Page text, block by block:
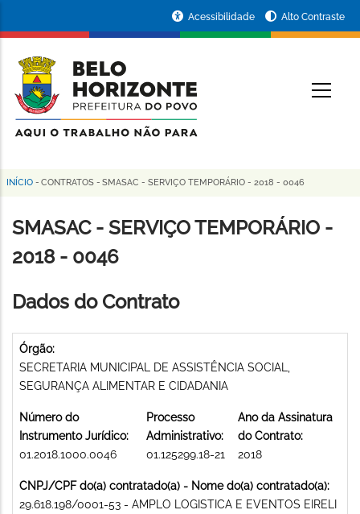
conteúdo
principal
da
Prefeitura
de
Horizonte
Acessibilidade Alto Contraste
Trilha
de
navegação
INÍCIO - CONTRATOS - SMASAC - SERVIÇO TEMPORÁRIO - 2018 - 0046
SMASAC - SERVIÇO TEMPORÁRIO -
2018 - 0046
Dados do Contrato
Órgão:
SECRETARIA MUNICIPAL DE ASSISTÊNCIA SOCIAL,
SEGURANÇA ALIMENTAR E CIDADANIA
Número do
Instrumento Jurídico:
01.2018.1000.0046
Processo
Administrativo:
01.125299.18-21
Ano da Assinatura
do Contrato:
2018
CNPJ/CPF do(a) contratado(a) - Nome do(a) contratado(a):
29.618.198/0001-53 - AMPLO LOGISTICA E EVENTOS EIRELI